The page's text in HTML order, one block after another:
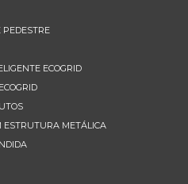
PEDESTRE
ECOGRID
ESTRUTURA METÁLICA